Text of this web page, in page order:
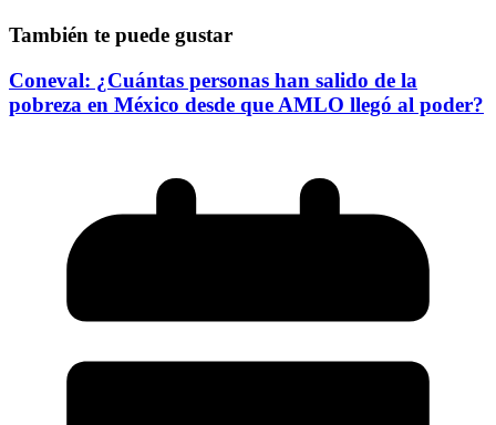
También te puede gustar
Coneval: ¿Cuántas personas han salido de la
pobreza en México desde que AMLO llegó al poder?